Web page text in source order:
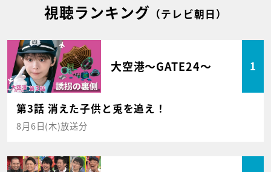
視聴ランキング （テレビ朝日）
大空港～GATE24～ 1
第3話 消えた子供と兎を追え！
8月6日(木)放送分